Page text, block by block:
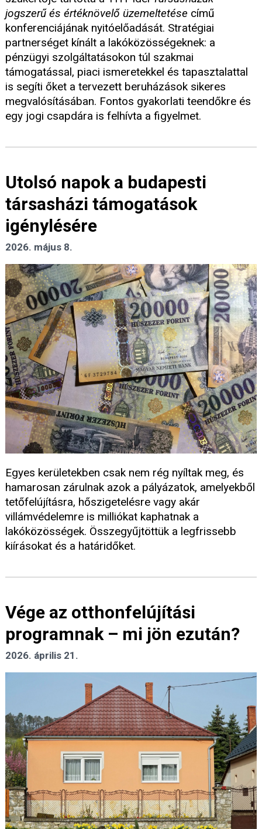
jogszerű és értéknövelő üzemeltetése című
konferenciájának nyitóelőadását. Stratégiai
partnerséget kínált a lakóközösségeknek: a
pénzügyi szolgáltatásokon túl szakmai
támogatással, piaci ismeretekkel és tapasztalattal
is segíti őket a tervezett beruházások sikeres
megvalósításában. Fontos gyakorlati teendőkre és
egy jogi csapdára is felhívta a figyelmet.
Utolsó napok a budapesti
társasházi támogatások
igénylésére
2026. május 8.
Egyes kerületekben csak nem rég nyíltak meg, és
hamarosan zárulnak azok a pályázatok, amelyekből
tetőfelújításra, hőszigetelésre vagy akár
villámvédelemre is milliókat kaphatnak a
lakóközösségek. Összegyűjtöttük a legfrissebb
kiírásokat és a határidőket.
Vége az otthonfelújítási
programnak – mi jön ezután?
2026. április 21.